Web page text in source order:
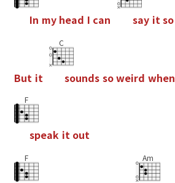
In my head I can say itso
But it
C
sounds soweird when
F
speak it out
F Am